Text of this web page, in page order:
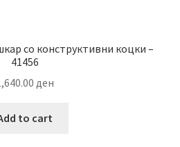
со конструктивни коцки –
41456
ден
to cart